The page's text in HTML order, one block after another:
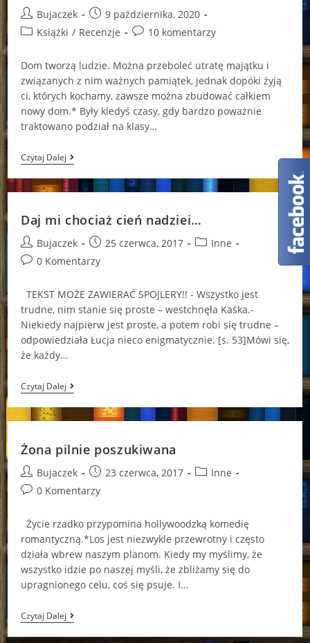
Post
author:
Bujaczek
Post
published:
9 października, 2020
PostKsiążki / Recenzje
Post10 komentarzy
Dom tworzą ludzie. Można przeboleć utratę majątku i
związanych z nim ważnych pamiątek, jednak dopóki żyją
ci, których kochamy, zawsze można zbudować całkiem
nowy dom.* Były kiedyś czasy, gdy bardzo poważnie
traktowano podział na klasy…
Czytaj DalejKlątwa
Ruin
Magdalena
Wala
Daj mi chociaż cień nadziei…
Post
author:
Bujaczek
Post
published:
25 czerwca, 2017
PostInne
Post0 Komentarzy
TEKST MOŻE ZAWIERAĆ SPOJLERY!! - Wszystko jest
trudne, nim stanie się proste – westchnęła Kaśka.-
Niekiedy najpierw jest proste, a potem robi się trudne –
odpowiedziała Łucja nieco enigmatycznie. [s. 53]Mówi się,
że każdy…
Czytaj DalejDaj
Mi
Chociaż
Cień
Żona pilnie poszukiwana
Post
author:
Bujaczek
Post
published:
23 czerwca, 2017
PostInne
Post0 Komentarzy
Życie rzadko przypomina hollywoodzką komedię
romantyczną.*Los jest niezwykle przewrotny i często
działa wbrew naszym planom. Kiedy my myślimy, że
wszystko idzie po naszej myśli, że zbliżamy się do
upragnionego celu, coś się psuje. I…
Czytaj DalejŻona
Pilnie
Poszukiwana